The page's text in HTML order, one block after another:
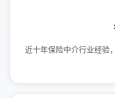
近十年保险中介行业经验